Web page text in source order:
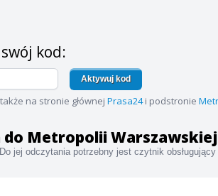
kod:
Aktywuj kod
na stronie głównej Prasa24i podstronie
do Metropolii
jej odczytania potrzebny jest czytnik